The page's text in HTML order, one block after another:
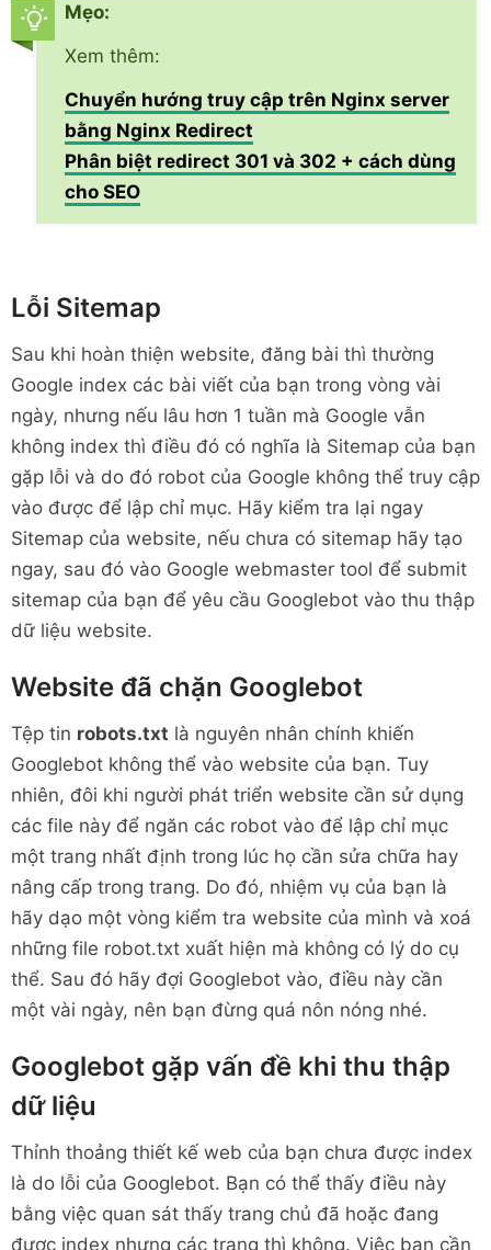
Mẹo:
Xem thêm:
Chuyển hướng truy cập trên Nginx server
bằng Nginx Redirect
Phân biệt redirect 301 và 302 + cách dùng
cho SEO
Lỗi Sitemap
Sau khi hoàn thiện website, đăng bài thì thường
Google index các bài viết của bạn trong vòng vài
ngày, nhưng nếu lâu hơn 1 tuần mà Google vẫn
không index thì điều đó có nghĩa là Sitemap của bạn
gặp lỗi và do đó robot của Google không thể truy cập
vào được để lập chỉ mục. Hãy kiểm tra lại ngay
Sitemap của website, nếu chưa có sitemap hãy tạo
ngay, sau đó vào Google webmaster tool để submit
sitemap của bạn để yêu cầu Googlebot vào thu thập
dữ liệu website.
Website đã chặn Googlebot
Tệp tin robots.txt là nguyên nhân chính khiến
Googlebot không thể vào website của bạn. Tuy
nhiên, đôi khi người phát triển website cần sử dụng
các file này để ngăn các robot vào để lập chỉ mục
một trang nhất định trong lúc họ cần sửa chữa hay
nâng cấp trong trang. Do đó, nhiệm vụ của bạn là
hãy dạo một vòng kiểm tra website của mình và xoá
những file robot.txt xuất hiện mà không có lý do cụ
thể. Sau đó hãy đợi Googlebot vào, điều này cần
một vài ngày, nên bạn đừng quá nôn nóng nhé.
Googlebot gặp vấn đề khi thu thập
dữ liệu
Thỉnh thoảng thiết kế web của bạn chưa được index
là do lỗi của Googlebot. Bạn có thể thấy điều này
bằng việc quan sát thấy trang chủ đã hoặc đang
được index nhưng các trang thì không. Việc bạn cần